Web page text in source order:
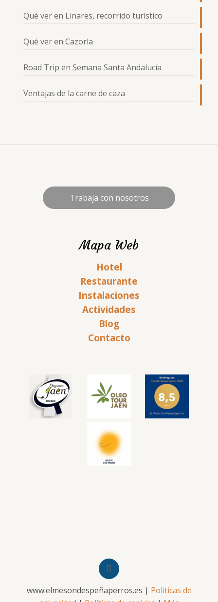
Qué ver en Linares, recorrido turístico
Qué ver en Cazorla
Road Trip en Semana Santa Andalucía
Ventajas de la carne de caza
Trabaja con nosotros
Mapa Web
Hotel
Restaurante
Instalaciones
Actividades
Blog
Contacto
www.elmesondespeñaperros.es | Politicas de